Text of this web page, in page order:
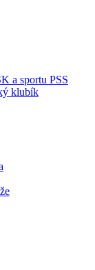
a sportu PSS
klubík